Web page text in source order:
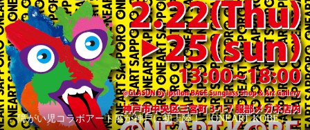
障がい児コラボアート展が神戸に初上陸！「ONEART KOBE」